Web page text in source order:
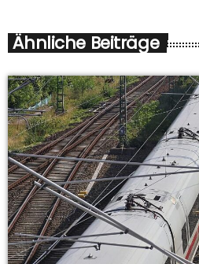
Ähnliche Beiträge